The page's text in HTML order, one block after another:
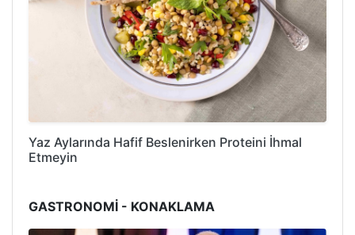
Yaz Aylarında Hafif Beslenirken Proteini İhmal
Etmeyin
GASTRONOMİ - KONAKLAMA